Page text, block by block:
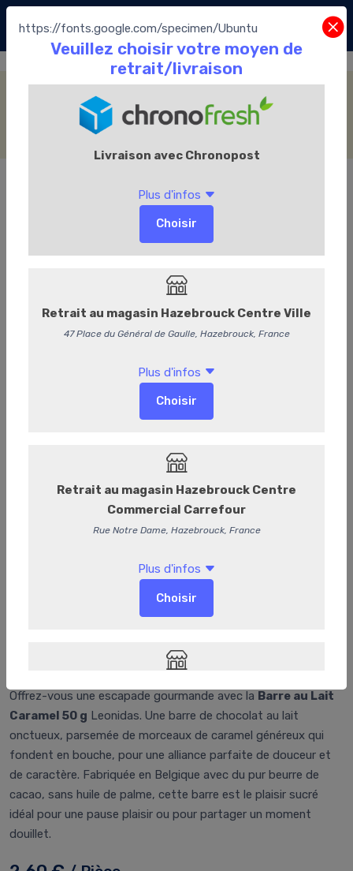
https://fonts.google.com/specimen/Ubuntu
La Boutique
Bâton caramel lait 50G
Offrez-vous une escapade gourmande avec la Barre au Lait
Caramel 50 g Leonidas. Une barre de chocolat au lait
onctueux, parsemée de morceaux de caramel généreux qui
fondent en bouche, pour une alliance parfaite de douceur et
de caractère. Fabriquée en Belgique avec du pur beurre de
cacao, sans huile de palme, cette barre est le plaisir sucré
idéal pour une pause plaisir ou pour partager un moment
douillet.